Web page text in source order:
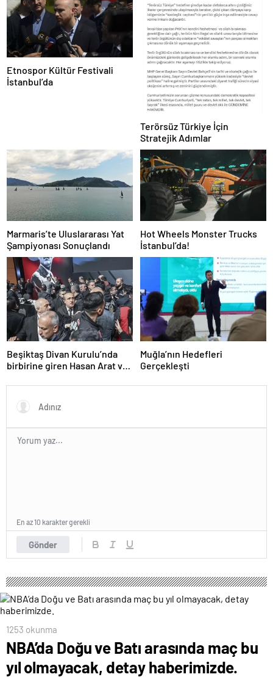
Etnospor Kültür Festivali
İstanbul’da
Terörsüz Türkiye İçin
Stratejik Adımlar
Marmaris’te Uluslararası Yat
Şampiyonası Sonuçlandı
Hot Wheels Monster Trucks
İstanbul’da!
Beşiktaş Divan Kurulu’nda
birbirine giren Hasan Arat ve
karar
Muğla’nın Hedefleri
Gerçekleşti
Gönder
En az 10 karakter gerekli
1253 okunma
NBA’da Doğu ve Batı arasında maç bu
yıl olmayacak, detay haberimizde.